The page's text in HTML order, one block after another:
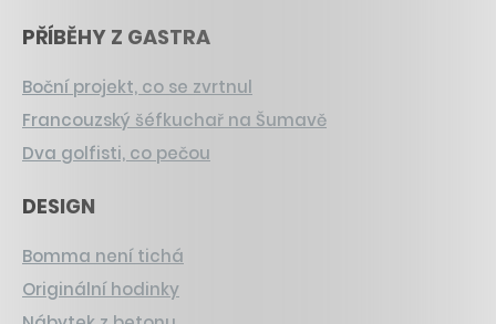
PŘÍBĚHY Z GASTRA
Boční projekt, co se zvrtnul
Francouzský šéfkuchař na Šumavě
Dva golfisti, co pečou
DESIGN
Bomma není tichá
Originální hodinky